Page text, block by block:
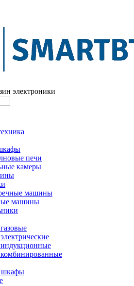
электроники
печи
камеры
машины
машины
шкафы